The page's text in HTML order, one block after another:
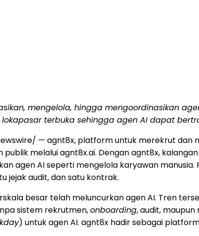
mengelola, hingga mengoordinasikan
terbuka sehingga agen AI dapat
— agnt8x, platform untuk merekrut
publik melalui agnt8x.ai. Dengan agnt8x,
agen AI seperti mengelola karyawan
jejak audit, dan satu kontrak.
besar telah meluncurkan agen AI. Tren
sistem rekrutmen,onboarding, audit,
) untuk agen AI. agnt8x hadir sebagai